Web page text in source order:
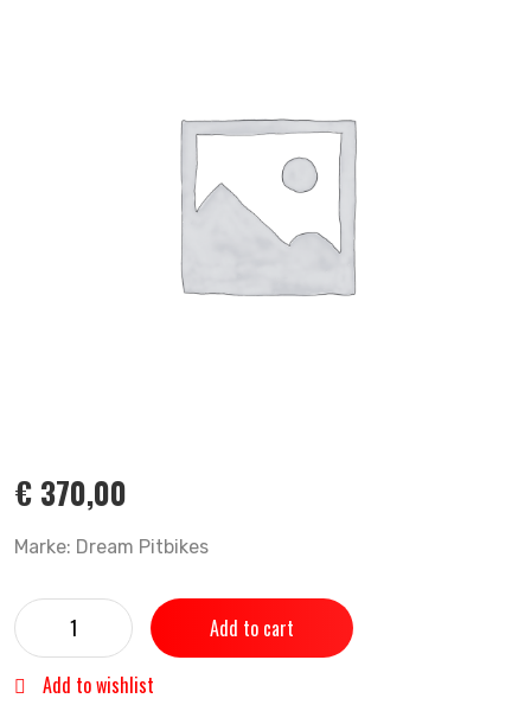
€ 370,00
Marke: Dream Pitbikes
Add to cart
Add to wishlist